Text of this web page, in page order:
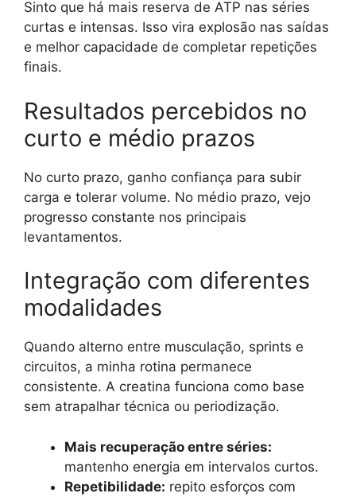
Sinto que há mais reserva de ATP nas séries
curtas e intensas. Isso vira explosão nas saídas
e melhor capacidade de completar repetições
finais.
Resultados percebidos no
curto e médio prazos
No curto prazo, ganho confiança para subir
carga e tolerar volume. No médio prazo, vejo
progresso constante nos principais
levantamentos.
Integração com diferentes
modalidades
Quando alterno entre musculação, sprints e
circuitos, a minha rotina permanece
consistente. A creatina funciona como base
sem atrapalhar técnica ou periodização.
Mais recuperação entre séries:
mantenho energia em intervalos curtos.
Repetibilidade: repito esforços com